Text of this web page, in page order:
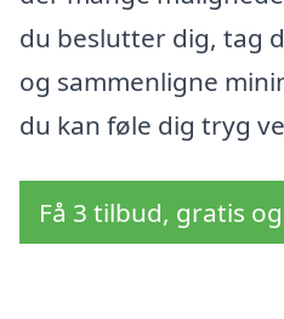
du beslutter dig, tag
og sammenligne
du kan føle dig tryg
Få 3 tilbud, gratis